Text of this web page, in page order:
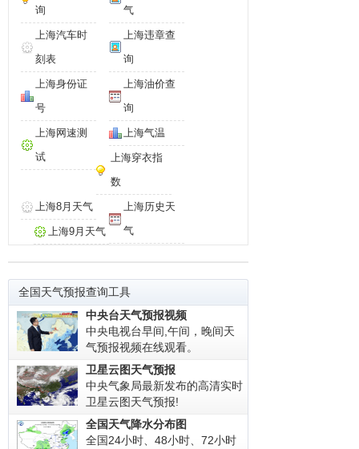
询
气
上海汽车时
刻表
上海违章查
询
上海身份证
号
上海油价查
询
上海网速测
试
上海气温
上海穿衣指
数
上海历史天
气
上海8月天气
上海9月天气
全国天气预报查询工具
中央台天气预报视频
中央电视台早间,午间，晚间天
气预报视频在线观看。
卫星云图天气预报
中央气象局最新发布的高清实时
卫星云图天气预报!
全国天气降水分布图
全国24小时、48小时、72小时